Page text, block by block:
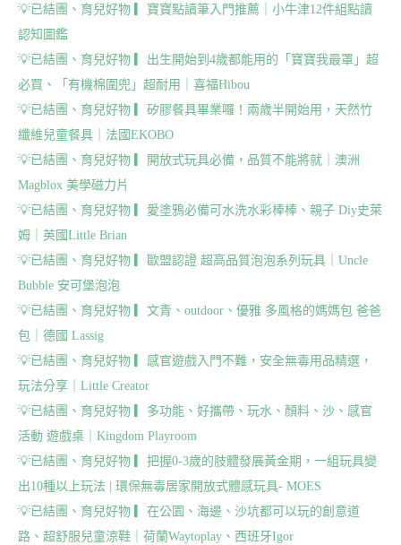
💡已結團、育兒好物 ▎寶寶點讀筆入門推薦｜小牛津12件組點讀
認知圖鑑
💡已結團、育兒好物 ▎出生開始到4歲都能用的「寶寶我最罩」超
必買、「有機棉圍兜」超耐用｜喜福Hibou
💡已結團、育兒好物 ▎矽膠餐具畢業囉！兩歲半開始用，天然竹
纖維兒童餐具｜法國EKOBO
💡已結團、育兒好物 ▎開放式玩具必備，品質不能將就｜澳洲
Magblox 美學磁力片
💡已結團、育兒好物 ▎愛塗鴉必備可水洗水彩棒棒、親子 Diy史萊
姆｜英國Little Brian
💡已結團、育兒好物 ▎歐盟認證 超高品質泡泡系列玩具｜Uncle
Bubble 安可堡泡泡
💡已結團、育兒好物 ▎文青、outdoor、優雅 多風格的媽媽包 爸爸
包｜德國 Lassig
💡已結團、育兒好物 ▎感官遊戲入門不難，安全無毒用品精選，
玩法分享｜Little Creator
💡已結團、育兒好物 ▎多功能、好攜帶、玩水、顏料、沙、感官
活動 遊戲桌｜Kingdom Playroom
💡已結團、育兒好物 ▎把握0-3歲的肢體發展黃金期，一組玩具變
出10種以上玩法 | 環保無毒居家開放式體感玩具- MOES
💡已結團、育兒好物 ▎在公園、海邊、沙坑都可以玩的創意道
路、超舒服兒童涼鞋｜荷蘭Waytoplay、西班牙Igor